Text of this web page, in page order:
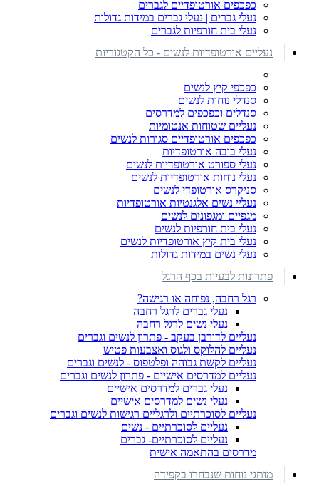
כפכפים אורטופדיים לגברים
נעלי גברים | נעלי גברים במידות גדולות
נעלי בית חורפיות לגברים
נעליים אורטופדיות לנשים - כל הקטגוריות
כפכפי קיץ לנשים
סנדלי נוחות לנשים
סנדלים וכפכפים למדרסים
נעליים שטוחות אנטומיות
כפכפים אורטופדיים סגורות לנשים
נעלי בובה אורטופדיות
נעלי ספורט אורטופדיות לנשים
נעלי נוחות אורטופדיות לנשים
סניקרס אורטופדי לנשים
נעליי נשים אלגנטיות אורטופדיות
מגפיים ומגפונים לנשים
נעלי בית חורפיות לנשים
נעלי בית קיץ אורטופדיות לנשים
נעלי נשים במידות גדולות
פתרונות לבעיות בכף הרגל
רגל רחבה, נפוחה או רגישה?
נעלי גברים לרגל רחבה
נעלי נשים לרגל רחבה
נעליים לדורבן בעקב - פתרון לנשים וגברים
נעליים להלוקס ולגוס ואצבעות פטיש
נעליים לקשת גבוהה ופלטפוס - לנשים וגברים
נעליים למדרסים אישיים - פתרון לנשים וגברים
נעלי גברים למדרסים אישיים
נעלי נשים למדרסים אישיים
נעליים לסוכרתיים ולרגליים רגישות לנשים וגברים
נעליים לסוכרתיים - נשים
נעליים לסוכרתיים- גברים
מדרסים בהתאמה אישית
מותגי נוחות שנבחרו בקפידה